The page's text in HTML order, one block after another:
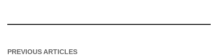
PREVIOUS ARTICLES